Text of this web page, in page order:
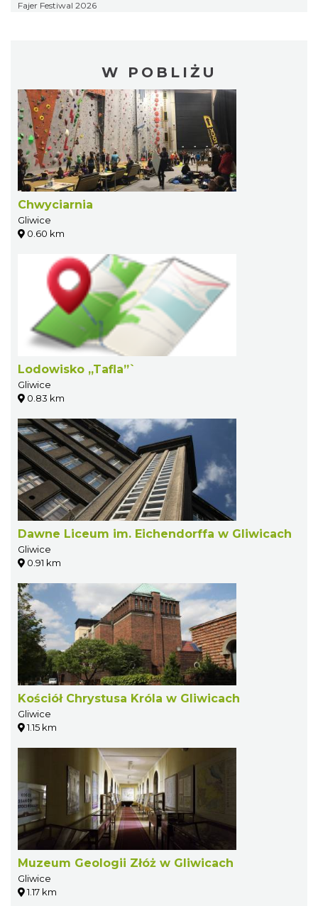
Fajer Festiwal 2026
W POBLIŻU
Chwyciarnia
Gliwice
0.60 km
Lodowisko „Tafla”`
Gliwice
0.83 km
Dawne Liceum im. Eichendorffa w Gliwicach
Gliwice
0.91 km
Kościół Chrystusa Króla w Gliwicach
Gliwice
1.15 km
Muzeum Geologii Złóż w Gliwicach
Gliwice
1.17 km